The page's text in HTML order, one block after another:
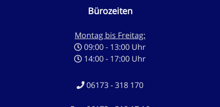
Bürozeiten
Montag bis Freitag:
09:00 - 13:00 Uhr
14:00 - 17:00 Uhr
06173 - 318 170